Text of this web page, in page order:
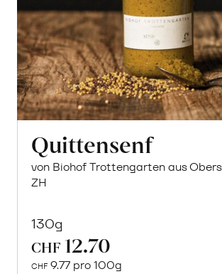
Quittensenf
von Biohof Trottengarten aus
ZH
130g
CHF 12.70
CHF 9.77 pro 100g